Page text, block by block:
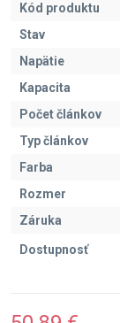
Kód produktu
Stav
Napätie
Kapacita
Počet článkov
Typ článkov
Farba
Rozmer
Záruka
Dostupnosť